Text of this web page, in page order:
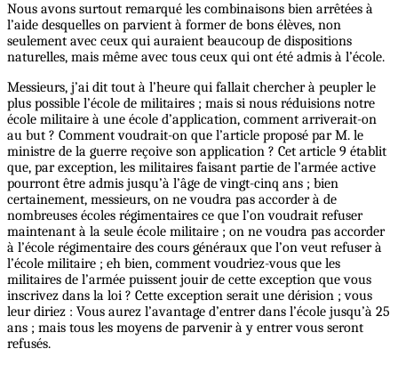
Nous avons surtout remarqué les combinaisons bien arrêtées à
l’aide desquelles on parvient à former de bons élèves, non
seulement avec ceux qui auraient beaucoup de dispositions
naturelles, mais même avec tous ceux qui ont été admis à l’école.
Messieurs, j’ai dit tout à l’heure qui fallait chercher à peupler le
plus possible l’école de militaires ; mais si nous réduisions notre
école militaire à une école d’application, comment arriverait-on
au but ? Comment voudrait-on que l’article proposé par M. le
ministre de la guerre reçoive son application ? Cet article 9 établit
que, par exception, les militaires faisant partie de l’armée active
pourront être admis jusqu’à l’âge de vingt-cinq ans ; bien
certainement, messieurs, on ne voudra pas accorder à de
nombreuses écoles régimentaires ce que l’on voudrait refuser
maintenant à la seule école militaire ; on ne voudra pas accorder
à l’école régimentaire des cours généraux que l’on veut refuser à
l’école militaire ; eh bien, comment voudriez-vous que les
militaires de l’armée puissent jouir de cette exception que vous
inscrivez dans la loi ? Cette exception serait une dérision ; vous
leur diriez : Vous aurez l’avantage d’entrer dans l’école jusqu’à 25
ans ; mais tous les moyens de parvenir à y entrer vous seront
refusés.